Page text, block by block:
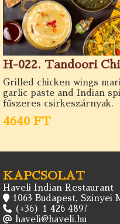
H-022. Tandoori
Grilled chicken wings
garlic paste and Indian
fűszeres csirkeszárnyak.
4640 FT
KAPCSOLAT
Haveli Indian Restaurant
1063 Budapest, Szinyei
(+36) 1 426 4897
haveli@haveli.hu